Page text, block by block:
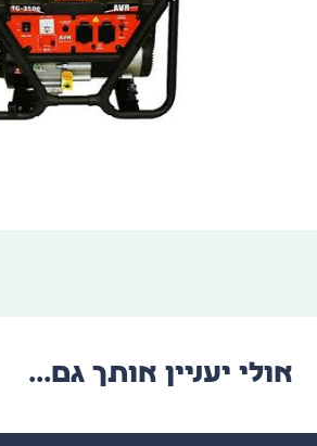
אולי יעניין אותך גם...